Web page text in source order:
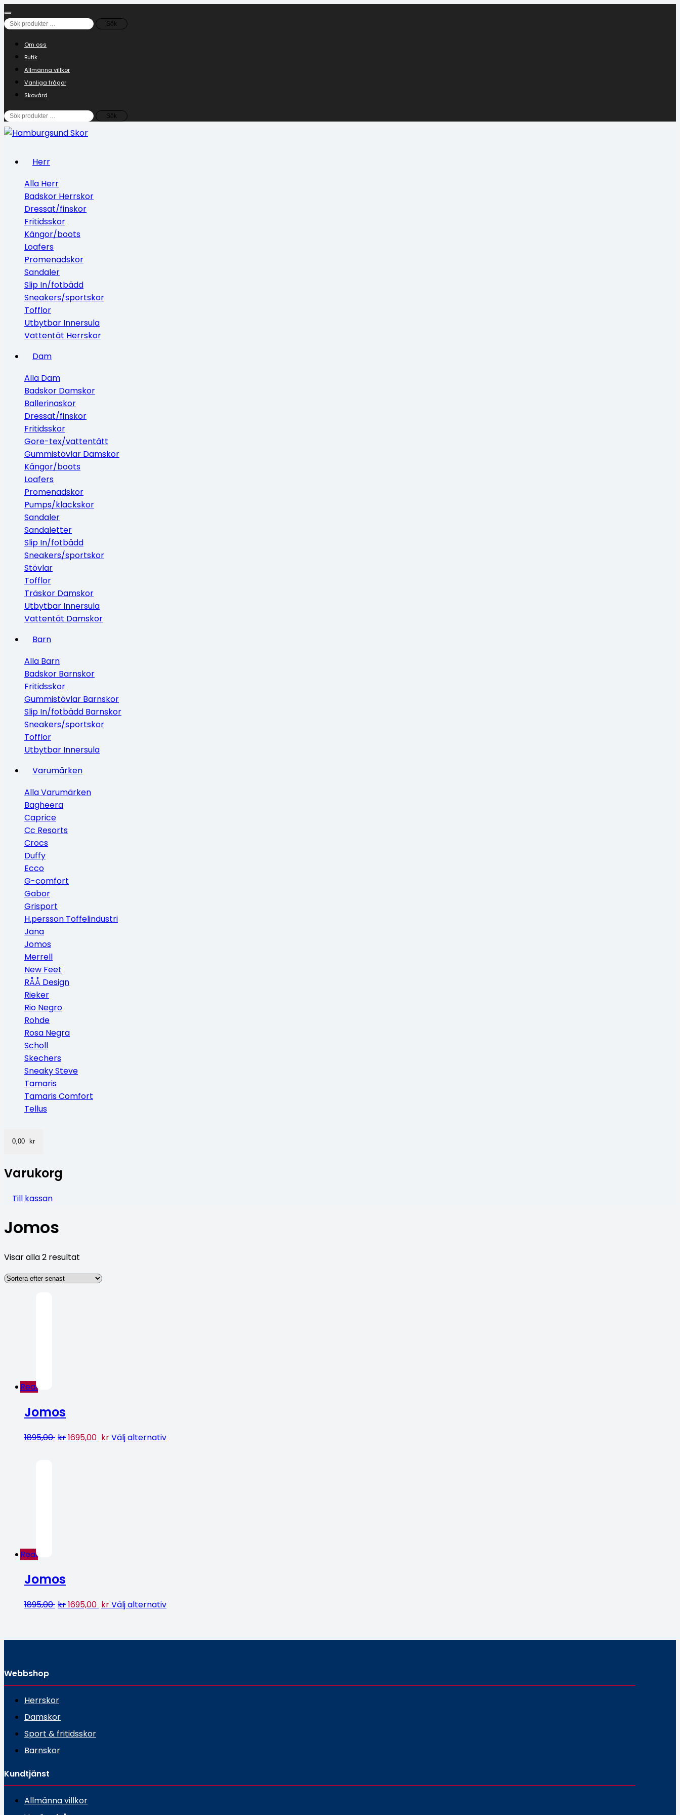
Sök
Sök
Om oss
Butik
Allmänna villkor
Vanliga frågor
Skovård
Sök
efter:
Sök
Herr
Alla Herr
Badskor Herrskor
Dressat/finskor
Fritidsskor
Kängor/boots
Loafers
Promenadskor
Sandaler
Slip In/fotbädd
Sneakers/sportskor
Tofflor
Utbytbar Innersula
Vattentät Herrskor
Dam
Alla Dam
Badskor Damskor
Ballerinaskor
Dressat/finskor
Fritidsskor
Gore-tex/vattentätt
Gummistövlar Damskor
Kängor/boots
Loafers
Promenadskor
Pumps/klackskor
Sandaler
Sandaletter
Slip In/fotbädd
Sneakers/sportskor
Stövlar
Tofflor
Träskor Damskor
Utbytbar Innersula
Vattentät Damskor
Barn
Alla Barn
Badskor Barnskor
Fritidsskor
Gummistövlar Barnskor
Slip In/fotbädd Barnskor
Sneakers/sportskor
Tofflor
Utbytbar Innersula
Varumärken
Alla Varumärken
Bagheera
Caprice
Cc Resorts
Crocs
Duffy
Ecco
G-comfort
Gabor
Grisport
H.persson Toffelindustri
Jana
Jomos
Merrell
New Feet
RÅÅ Design
Rieker
Rio Negro
Rohde
Rosa Negra
Scholl
Skechers
Sneaky Steve
Tamaris
Tamaris Comfort
Tellus
0,00 kr
Varukorg
Till kassan
Jomos
Visar alla 2 resultat
Rea!
Jomos
1895,00 kr1695,00 krVälj alternativ
Rea!
Jomos
1895,00 kr1695,00 krVälj alternativ
Webbshop
Herrskor
Damskor
Sport & fritidsskor
Barnskor
Kundtjänst
Allmänna villkor